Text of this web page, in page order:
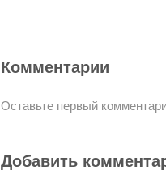
Комментарии
Оставьте первый
Добавить